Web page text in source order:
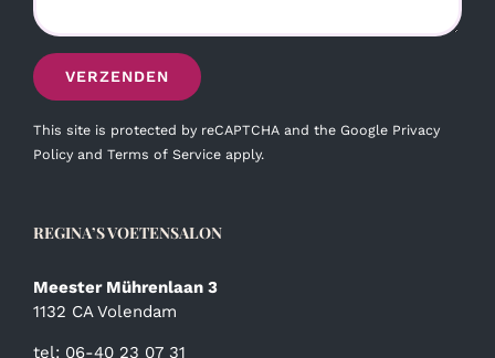
This site is protected by reCAPTCHA and the Google Privacy
Policy and Terms of Service apply.
REGINA’S VOETENSALON
Meester Mührenlaan 3
1132 CA Volendam
tel: 06-40 23 07 31